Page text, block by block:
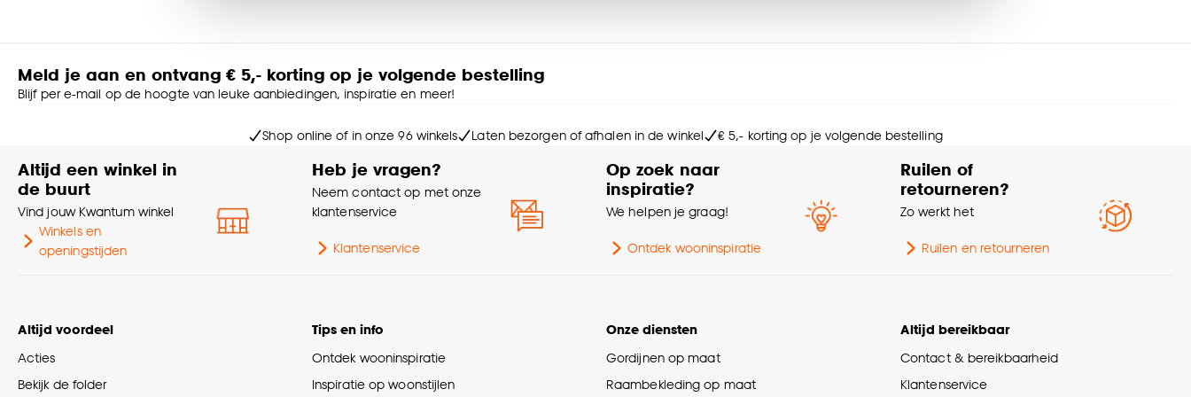
Zelfde kleur achterzijde
Gewicht gram per m2
Deels verduisterend
24 maanden
Meld je aan en ontvang € 5,- korting op je volgende bestelling
Blijf per e-mail op de hoogte van leuke aanbiedingen, inspiratie en meer!
Shop online of in onze 96 winkels Laten bezorgen of afhalen in de winkel € 5,- korting op je volgende bestelling
Altijd een winkel in
de buurt
Vind jouw Kwantum winkel
Winkels en
openingstijden
Heb je vragen?
Neem contact op met onze
klantenservice
Klantenservice
Op zoek naar
inspiratie?
We helpen je graag!
Ontdek wooninspiratie
Ruilen of
retourneren?
Zo werkt het
Ruilen en retourneren
Altijd voordeel
Acties
Bekijk de folder
Tips en info
Ontdek wooninspiratie
Inspiratie op woonstijlen
Onze diensten
Gordijnen op maat
Raambekleding op maat
Altijd bereikbaar
Contact & bereikbaarheid
Klantenservice